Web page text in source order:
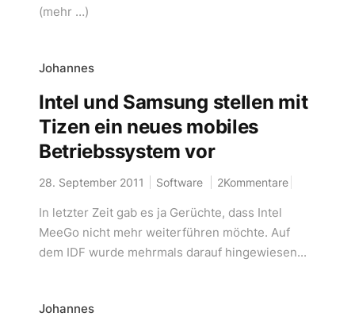
(mehr …)
Johannes
Intel und Samsung stellen mit
Tizen ein neues mobiles
Betriebssystem vor
28. September 2011 Software 2Kommentare
In letzter Zeit gab es ja Gerüchte, dass Intel
MeeGo nicht mehr weiterführen möchte. Auf
dem IDF wurde mehrmals darauf hingewiesen...
Johannes